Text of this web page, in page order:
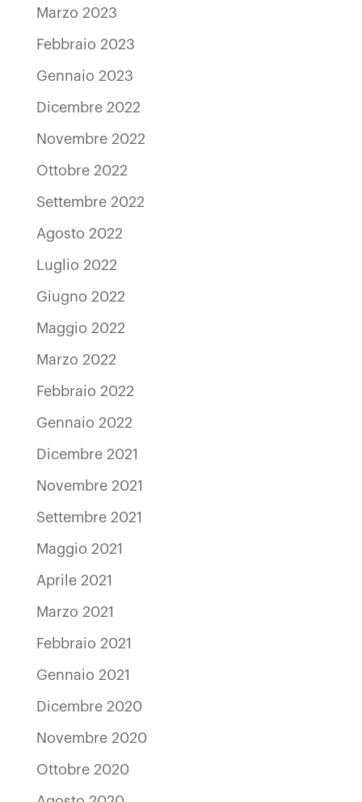
Marzo 2023
Febbraio 2023
Gennaio 2023
Dicembre 2022
Novembre 2022
Ottobre 2022
Settembre 2022
Agosto 2022
Luglio 2022
Giugno 2022
Maggio 2022
Marzo 2022
Febbraio 2022
Gennaio 2022
Dicembre 2021
Novembre 2021
Settembre 2021
Maggio 2021
Aprile 2021
Marzo 2021
Febbraio 2021
Gennaio 2021
Dicembre 2020
Novembre 2020
Ottobre 2020